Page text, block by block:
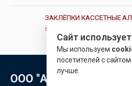
и
5
ц
е
н
к
з
ЗАКЛЁПКИ КАССЕТНЫЕ
0
ООО "Арматон"
Сайт
Мы используем
посетителей с
лучше.